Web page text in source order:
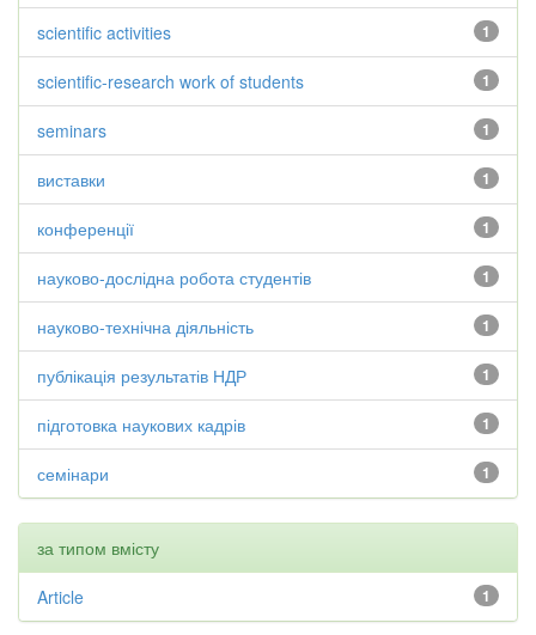
1
scientific activities
1
scientific-research work of students
1
seminars
1
виставки
1
конференції
1
науково-дослідна робота студентів
1
науково-технічна діяльність
1
публікація результатів НДР
1
підготовка наукових кадрів
1
семінари
за типом вмісту
1
Article